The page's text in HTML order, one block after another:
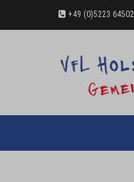
+49 (0)5223 64502